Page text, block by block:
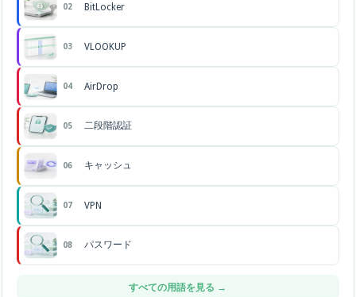
02 BitLocker
03 VLOOKUP
04 AirDrop
05 二段階認証
06 キャッシュ
07 VPN
08 パスワード
すべての用語を見る →